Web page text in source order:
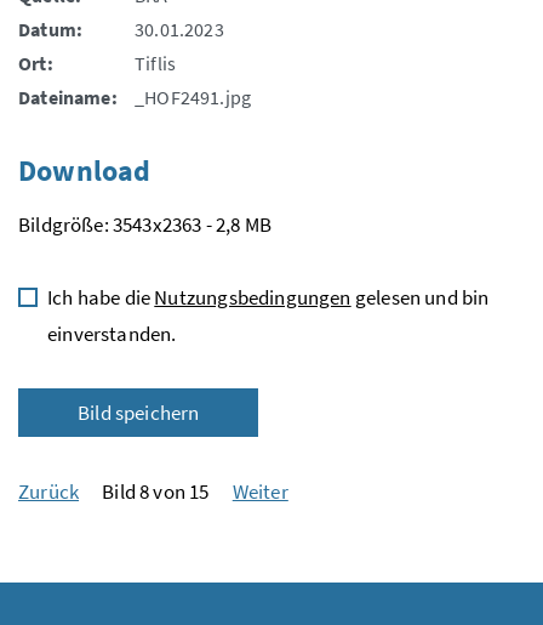
Datum:
30.01.2023
Ort:
Tiflis
Dateiname:
_HOF2491.jpg
Download
Bildgröße: 3543x2363 - 2,8 MB
Ich habe dieNutzungsbedingungen gelesen und bin
einverstanden.
Bild speichern
Zurück Bild 8 von 15 Weiter